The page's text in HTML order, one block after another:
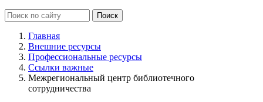
Главная
Внешние ресурсы
Профессиональные ресурсы
Ссылки важные
Межрегиональный центр библиотечного
сотрудничества